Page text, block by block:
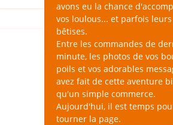
avons eu la chance
vos loulous... et parfois
bêtises.
Entre les commandes de
minute, les photos de vos
poils et vos adorables
avez fait de cette aventure
qu'un simple commerce.
Aujourd'hui, il est temps
tourner la page.